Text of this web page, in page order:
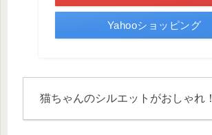
Yahooショッピング
猫ちゃんのシルエットがおしゃれ！